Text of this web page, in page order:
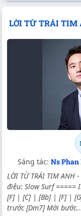
LỜI TỪ TRÁI TIM
Sáng tác: Ns
LỜI TỪ TRÁI TIM
điệu: Slow Surf
[F] | [C] | [Bb] | [F] |
trước [Dm7] Mới bước...